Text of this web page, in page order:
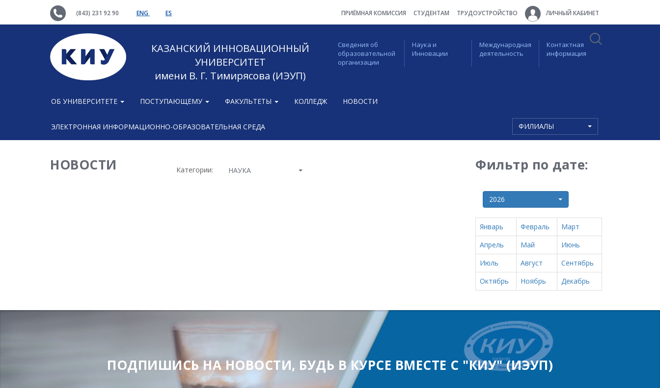
(843) 231 92 90 ENG ES ПРИЁМНАЯ КОМИССИЯ СТУДЕНТАМ ТРУДОУСТРОЙСТВО ЛИЧНЫЙ КАБИНЕТ
КАЗАНСКИЙ ИННОВАЦИОННЫЙ
УНИВЕРСИТЕТ
имени В. Г. Тимирясова (ИЭУП)
Сведения об
образовательной
организации
Наука и
Инновации
Международная
деятельность
Контактная
информация
ОБ УНИВЕРСИТЕТЕ ПОСТУПАЮЩЕМУ ФАКУЛЬТЕТЫ КОЛЛЕДЖ НОВОСТИ
ЭЛЕКТРОННАЯ ИНФОРМАЦИОННО-ОБРАЗОВАТЕЛЬНАЯ СРЕДА ФИЛИАЛЫ
НОВОСТИ Категории: НАУКА Фильтр по дате:
2026
Январь Февраль
Март
Апрель
Май
Июнь
Июль
Август
Сентябрь
Октябрь
Ноябрь Декабрь
ПОДПИШИСЬ НА НОВОСТИ, БУДЬ В КУРСЕ ВМЕСТЕ С "КИУ" (ИЭУП)